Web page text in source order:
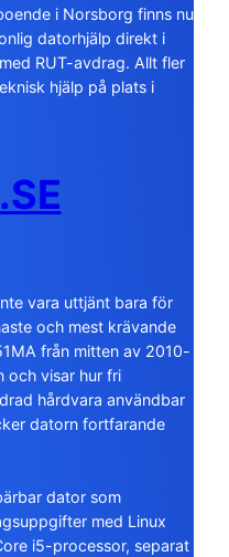
i Norsborg finns nu
datorhjälp direkt i
RUT-avdrag. Allt fler
hjälp på plats i
vara uttjänt bara för
och mest krävande
från mitten av 2010-
och visar hur fri
hårdvara användbar
datorn fortfarande
dator som
med Linux
i5-processor, separat